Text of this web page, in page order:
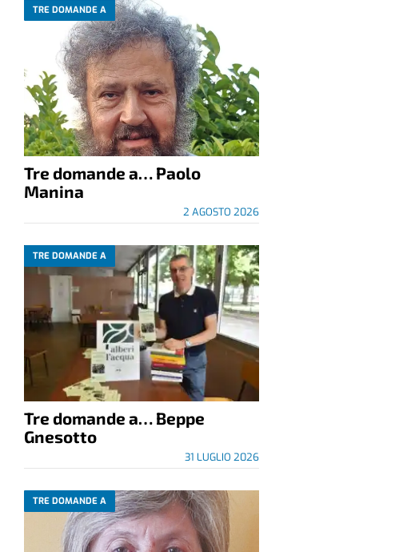
TRE DOMANDE A
Tre domande a… Paolo
Manina
2 AGOSTO 2026
TRE DOMANDE A
Tre domande a… Beppe
Gnesotto
31 LUGLIO 2026
TRE DOMANDE A